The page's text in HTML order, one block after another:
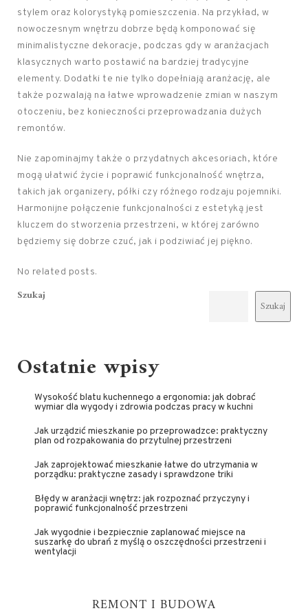
stylem oraz kolorystyką pomieszczenia. Na przykład, w
nowoczesnym wnętrzu dobrze będą komponować się
minimalistyczne dekoracje, podczas gdy w aranżacjach
klasycznych warto postawić na bardziej tradycyjne
elementy. Dodatki te nie tylko dopełniają aranżację, ale
także pozwalają na łatwe wprowadzenie zmian w naszym
otoczeniu, bez konieczności przeprowadzania dużych
remontów.
Nie zapominajmy także o przydatnych akcesoriach, które
mogą ułatwić życie i poprawić funkcjonalność wnętrza,
takich jak organizery, półki czy różnego rodzaju pojemniki.
Harmonijne połączenie funkcjonalności z estetyką jest
kluczem do stworzenia przestrzeni, w której zarówno
będziemy się dobrze czuć, jak i podziwiać jej piękno.
No related posts.
Szukaj
Szukaj
Ostatnie wpisy
Wysokość blatu kuchennego a ergonomia: jak dobrać
wymiar dla wygody i zdrowia podczas pracy w kuchni
Jak urządzić mieszkanie po przeprowadzce: praktyczny
plan od rozpakowania do przytulnej przestrzeni
Jak zaprojektować mieszkanie łatwe do utrzymania w
porządku: praktyczne zasady i sprawdzone triki
Błędy w aranżacji wnętrz: jak rozpoznać przyczyny i
poprawić funkcjonalność przestrzeni
Jak wygodnie i bezpiecznie zaplanować miejsce na
suszarkę do ubrań z myślą o oszczędności przestrzeni i
wentylacji
REMONT I BUDOWA